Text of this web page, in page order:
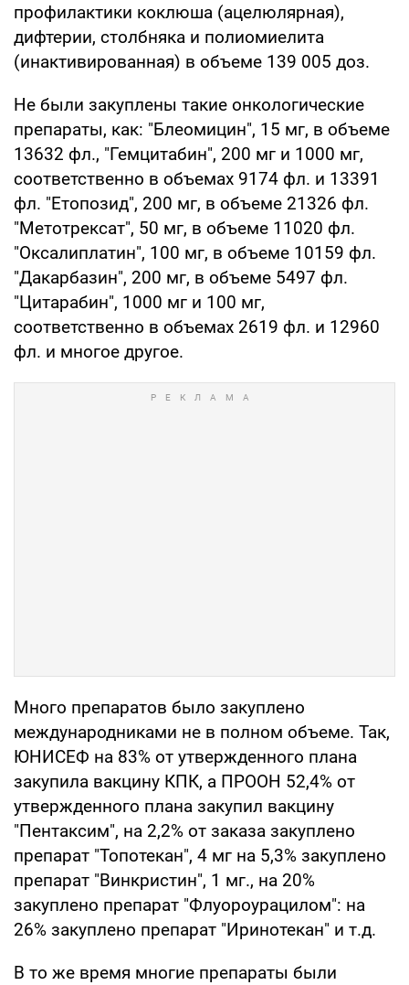
профилактики коклюша (ацелюлярная),
дифтерии, столбняка и полиомиелита
(инактивированная) в объеме 139 005 доз.
Не были закуплены такие онкологические
препараты, как: "Блеомицин", 15 мг, в объеме
13632 фл., "Гемцитабин", 200 мг и 1000 мг,
соответственно в объемах 9174 фл. и 13391
фл. "Етопозид", 200 мг, в объеме 21326 фл.
"Метотрексат", 50 мг, в объеме 11020 фл.
"Оксалиплатин", 100 мг, в объеме 10159 фл.
"Дакарбазин", 200 мг, в объеме 5497 фл.
"Цитарабин", 1000 мг и 100 мг,
соответственно в объемах 2619 фл. и 12960
фл. и многое другое.
Много препаратов было закуплено
международниками не в полном объеме. Так,
ЮНИСЕФ на 83% от утвержденного плана
закупила вакцину КПК, а ПРООН 52,4% от
утвержденного плана закупил вакцину
"Пентаксим", на 2,2% от заказа закуплено
препарат "Топотекан", 4 мг на 5,3% закуплено
препарат "Винкристин", 1 мг., на 20%
закуплено препарат "Флуороурацилом": на
26% закуплено препарат "Иринотекан" и т.д.
В то же время многие препараты были